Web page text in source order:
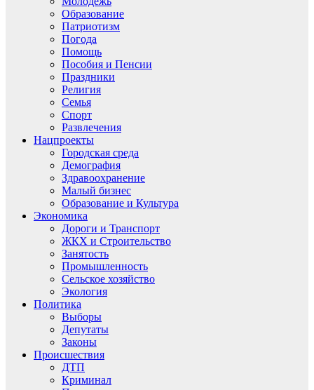
Образование
Патриотизм
Погода
Помощь
Пособия и Пенсии
Праздники
Религия
Семья
Спорт
Развлечения
Нацпроекты
Городская среда
Демография
Здравоохранение
Малый бизнес
Образование и Культура
Экономика
Дороги и Транспорт
ЖКХ и Строительство
Занятость
Промышленность
Сельское хозяйство
Экология
Политика
Выборы
Депутаты
Законы
Происшествия
ДТП
Криминал